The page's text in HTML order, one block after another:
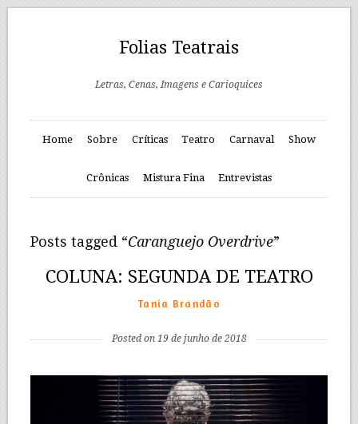
Folias Teatrais
Letras, Cenas, Imagens e Carioquices
Home Sobre Críticas Teatro Carnaval Show
Crônicas Mistura Fina Entrevistas
Posts tagged “Caranguejo Overdrive”
COLUNA: SEGUNDA DE TEATRO
Tania Brandão
Posted on 19 de junho de 2018